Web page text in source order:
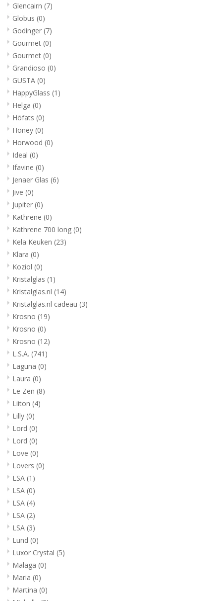
Glencairn (7)
Globus (0)
Godinger (7)
Gourmet (0)
Gourmet (0)
Grandioso (0)
GUSTA (0)
HappyGlass (1)
Helga (0)
Höfats (0)
Honey (0)
Horwood (0)
Ideal (0)
Ifavine (0)
Jenaer Glas (6)
Jive (0)
Jupiter (0)
Kathrene (0)
Kathrene 700 long (0)
Kela Keuken (23)
Klara (0)
Koziol (0)
Kristalglas (1)
Kristalglas.nl (14)
Kristalglas.nl cadeau (3)
Krosno (19)
Krosno (0)
Krosno (12)
L.S.A. (741)
Laguna (0)
Laura (0)
Le Zen (8)
Liiton (4)
Lilly (0)
Lord (0)
Lord (0)
Love (0)
Lovers (0)
LSA (1)
LSA (0)
LSA (4)
LSA (2)
LSA (3)
Lund (0)
Luxor Crystal (5)
Malaga (0)
Maria (0)
Martina (0)